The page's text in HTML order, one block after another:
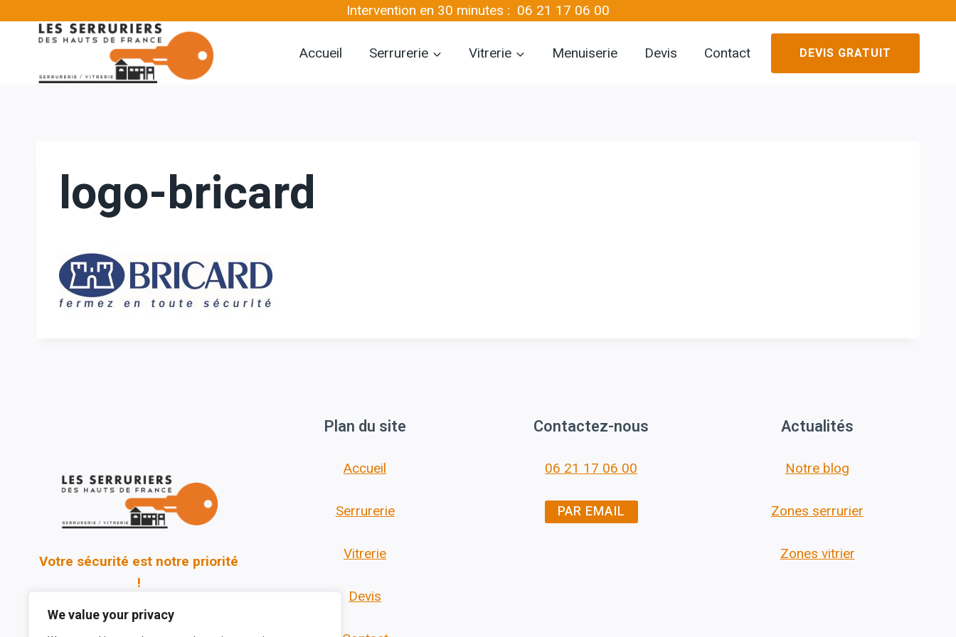
We value your privacy
Intervention en 30 minutes : 06 21 17 06 00
Accueil Serrurerie Vitrerie Menuiserie Devis Contact DEVIS GRATUIT
logo-bricard
Votre sécurité est notre priorité
!
Plan du site
Accueil
Serrurerie
Vitrerie
Devis
Contactez-nous
06 21 17 06 00
PAR EMAIL
Actualités
Notre blog
Zones serrurier
Zones vitrier